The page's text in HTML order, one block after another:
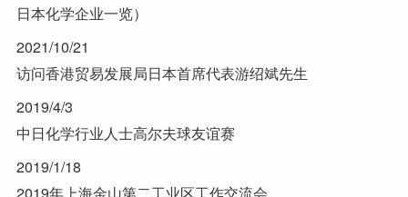
日本化学企业一览）
2021/10/21
访问香港贸易发展局日本首席代表游绍斌先生
2019/4/3
中日化学行业人士高尔夫球友谊赛
2019/1/18
2019年上海金山第二工业区工作交流会